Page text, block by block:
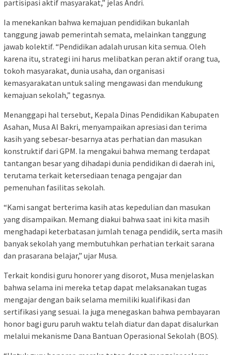
partisipasi aktif masyarakat,” jelas Andri.
Ia menekankan bahwa kemajuan pendidikan bukanlah
tanggung jawab pemerintah semata, melainkan tanggung
jawab kolektif. “Pendidikan adalah urusan kita semua. Oleh
karena itu, strategi ini harus melibatkan peran aktif orang tua,
tokoh masyarakat, dunia usaha, dan organisasi
kemasyarakatan untuk saling mengawasi dan mendukung
kemajuan sekolah,” tegasnya.
Menanggapi hal tersebut, Kepala Dinas Pendidikan Kabupaten
Asahan, Musa Al Bakri, menyampaikan apresiasi dan terima
kasih yang sebesar-besarnya atas perhatian dan masukan
konstruktif dari GPM. Ia mengakui bahwa memang terdapat
tantangan besar yang dihadapi dunia pendidikan di daerah ini,
terutama terkait ketersediaan tenaga pengajar dan
pemenuhan fasilitas sekolah.
“Kami sangat berterima kasih atas kepedulian dan masukan
yang disampaikan. Memang diakui bahwa saat ini kita masih
menghadapi keterbatasan jumlah tenaga pendidik, serta masih
banyak sekolah yang membutuhkan perhatian terkait sarana
dan prasarana belajar,” ujar Musa.
Terkait kondisi guru honorer yang disorot, Musa menjelaskan
bahwa selama ini mereka tetap dapat melaksanakan tugas
mengajar dengan baik selama memiliki kualifikasi dan
sertifikasi yang sesuai. Ia juga menegaskan bahwa pembayaran
honor bagi guru paruh waktu telah diatur dan dapat disalurkan
melalui mekanisme Dana Bantuan Operasional Sekolah (BOS).